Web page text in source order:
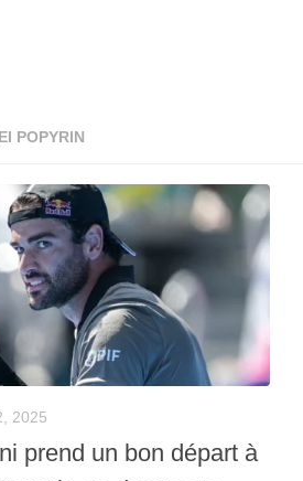
POPYRIN
2025
prend un bon départ à